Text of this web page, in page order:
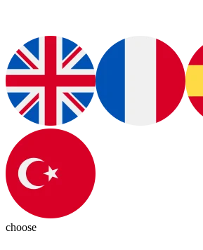
choose